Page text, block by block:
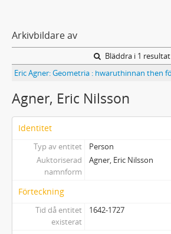
Arkivbildare av
Bläddra i 1 resultat
Agner, Eric Nilsson
Identitet
Typ av entitet
Person
Auktoriserad
namnform
Agner, Eric Nilsson
Förteckning
Tid då entitet
existerat
1642-1727